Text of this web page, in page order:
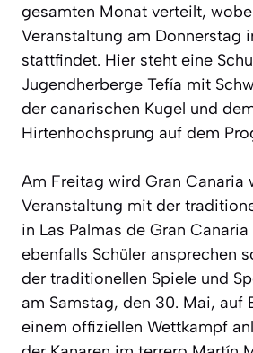
gesamten Monat verteilt,
Veranstaltung am Donnerstag
stattfindet. Hier steht eine
Jugendherberge Tefía mit
der canarischen Kugel und
Hirtenhochsprung auf dem
Am Freitag wird Gran Canaria
Veranstaltung mit der
in Las Palmas de Gran
ebenfalls Schüler ansprechen
der traditionellen Spiele und
am Samstag, den 30. Mai, auf
einem offiziellen Wettkampf